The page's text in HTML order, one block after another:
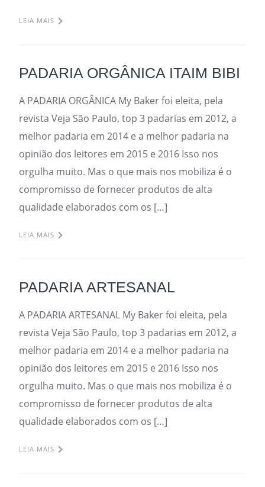
LEIA MAIS
PADARIA ORGÂNICA ITAIM BIBI
A PADARIA ORGÂNICA My Baker foi eleita, pela
revista Veja São Paulo, top 3 padarias em 2012, a
melhor padaria em 2014 e a melhor padaria na
opinião dos leitores em 2015 e 2016 Isso nos
orgulha muito. Mas o que mais nos mobiliza é o
compromisso de fornecer produtos de alta
qualidade elaborados com os […]
LEIA MAIS
PADARIA ARTESANAL
A PADARIA ARTESANAL My Baker foi eleita, pela
revista Veja São Paulo, top 3 padarias em 2012, a
melhor padaria em 2014 e a melhor padaria na
opinião dos leitores em 2015 e 2016 Isso nos
orgulha muito. Mas o que mais nos mobiliza é o
compromisso de fornecer produtos de alta
qualidade elaborados com os […]
LEIA MAIS